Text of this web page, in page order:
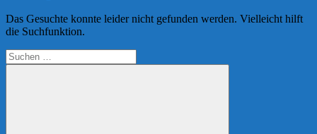
Das Gesuchte konnte leider nicht gefunden werden. Vielleicht hilft
die Suchfunktion.
Suchen
nach: